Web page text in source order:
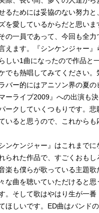
るためには妥協のない努力
を愛しているからだと思いま
の一員であって、今回も全力
えます。『シンケンジャー』
しい1曲になったので作品と
でも熱唱してみてください。
バー的にはアニソン界の夏の
ーライブ2009』への出演も
ークしていくつもりです。
いると思うので、これからも
シンケンジャー』はこれまで
られた作品で、すごくおもし
も僕らが歌っている主題歌
な曲を聴いていただけると
。そして歌はやはり生が一
ほしいです。ED曲はバンド